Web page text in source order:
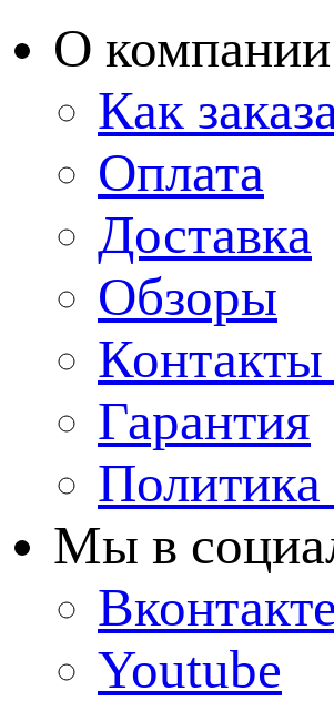
О компании
Как
Оплата
Доставка
Обзоры
Гарантия
Мы в
Вконтакте
Youtube